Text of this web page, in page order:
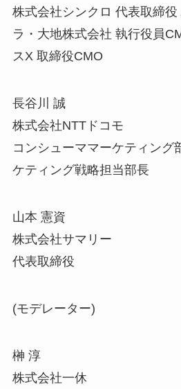
株式会社シンクロ 代表取締役
ラ・大地株式会社 執行役員
スX 取締役CMO
長谷川 誠
株式会社NTTドコモ
コンシューママーケティング
ケティング戦略担当部長
山本 憲資
株式会社サマリー
代表取締役
(モデレーター)
榊 淳
株式会社一休